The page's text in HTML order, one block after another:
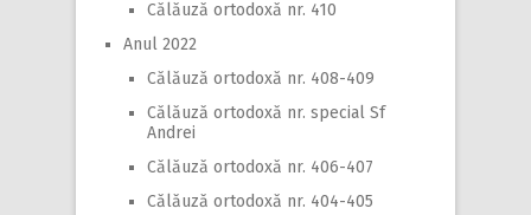
Călăuză ortodoxă nr. 410
Anul 2022
Călăuză ortodoxă nr. 408-409
Călăuză ortodoxă nr. special Sf
Andrei
Călăuză ortodoxă nr. 406-407
Călăuză ortodoxă nr. 404-405